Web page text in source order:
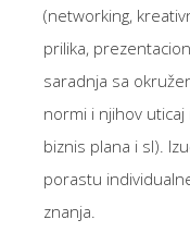
(networking,
prilika,
saradnja sa
normi i njihov
biznis plana i sl).
porastu
znanja.